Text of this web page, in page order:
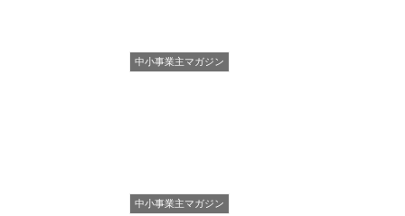
中小事業主マガジン
中小事業主マガジン